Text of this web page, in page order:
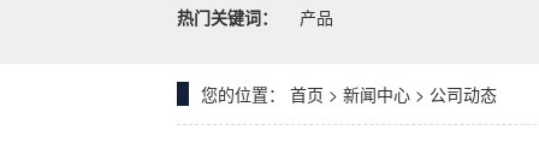
热门关键词： 产品
您的位置： 首页 > 新闻中心> 公司动态